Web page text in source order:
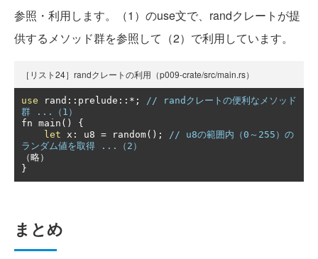
参照・利用します。（1）のuse文で、randクレートが提
供するメソッド群を参照して（2）で利用しています。
［リスト24］randクレートの利用（p009-crate/src/main.rs）
use rand :: prelude ::*;
// randクレートの便利なメソッド
群 ...（1）
fn main ()
{
let x : u8 = random();
// u8の範囲内（0～255）の
ランダム値を取得 ...（2）
（略）
}
まとめ